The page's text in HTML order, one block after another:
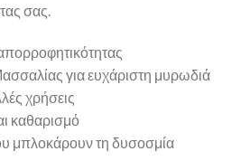
σας.
για ευχάριστη μυρωδιά
χρήσεις
καθαρισμό
μπλοκάρουν τη δυσοσμία